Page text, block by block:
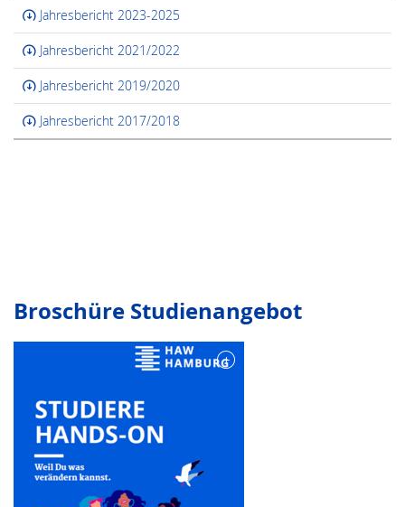
Jahresbericht 2023-2025
Jahresbericht 2021/2022
Jahresbericht 2019/2020
Jahresbericht 2017/2018
Broschüre Studienangebot